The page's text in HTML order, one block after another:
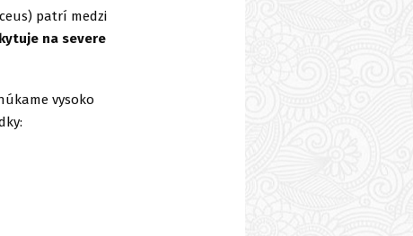
patrí medzi
na severe
vysoko